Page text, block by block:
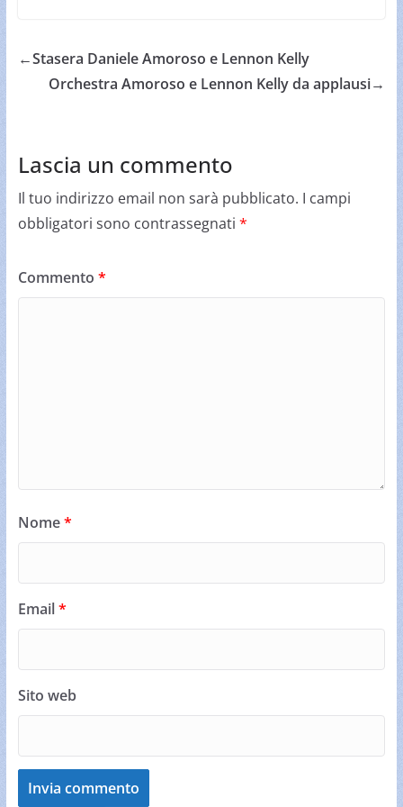
←Stasera Daniele Amoroso e Lennon Kelly
Orchestra Amoroso e Lennon Kelly da applausi→
Lascia un commento
Il tuo indirizzo email non sarà pubblicato. I campi
obbligatori sono contrassegnati *
Commento *
Nome*
Email*
Sito web